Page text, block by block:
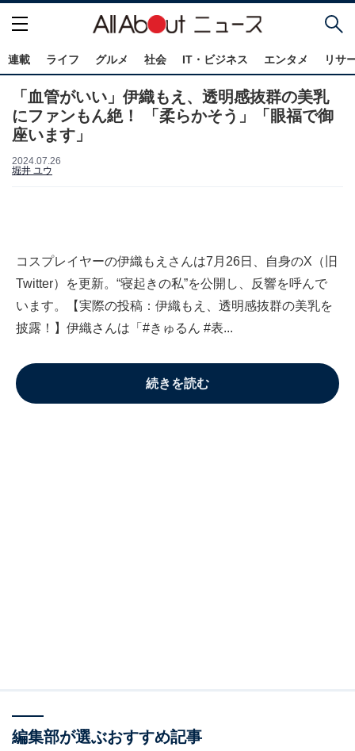
連載 ライフ グルメ 社会 IT・ビジネス エンタメ リサ
「血管がいい」伊織もえ、透明感抜群の美乳
にファンもん絶！ 「柔らかそう」「眼福で御
座います」
2024.07.26
堀井 ユウ
コスプレイヤーの伊織もえさんは7月26日、自身のX（旧
Twitter）を更新。“寝起きの私”を公開し、反響を呼んで
います。【実際の投稿：伊織もえ、透明感抜群の美乳を
披露！】伊織さんは「#きゅるん #表...
続きを読む
編集部が選ぶおすすめ記事